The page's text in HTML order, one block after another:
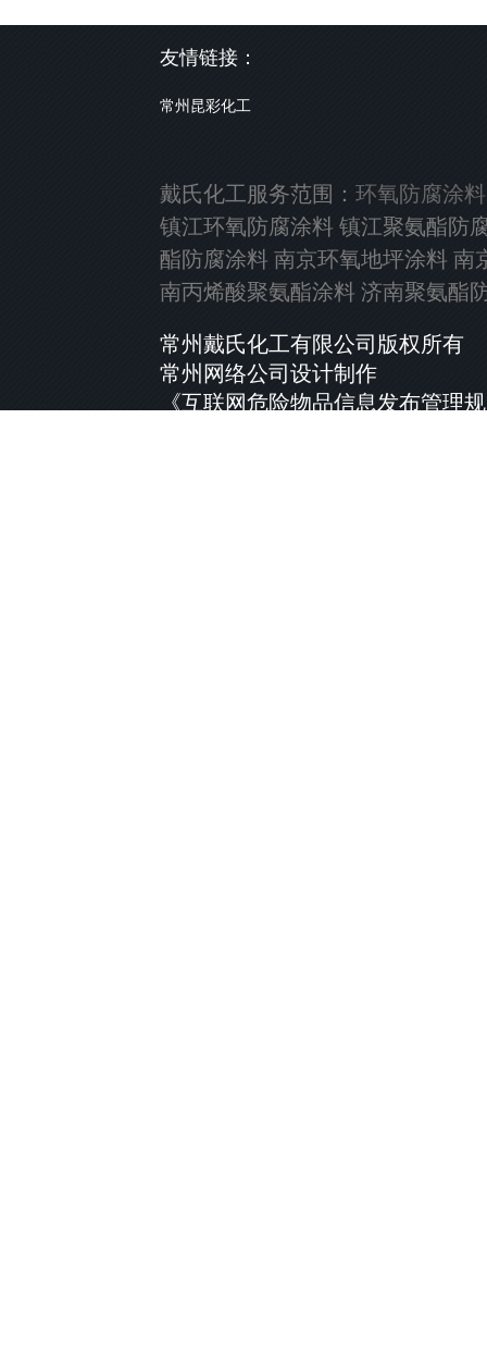
友情链接：
常州昆彩化工
戴氏化工服务范围： 环氧防腐涂料
镇江环氧防腐涂料 镇江聚氨酯防
酯防腐涂料 南京环氧地坪涂料 南
南丙烯酸聚氨酯涂料 济南聚氨酯
常州戴氏化工有限公司版权所有
常州网络公司 设计制作
《互联网危险物品信息发布管理